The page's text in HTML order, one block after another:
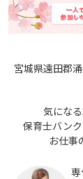
宮城県遠田郡
気にな
保育士バン
お仕事
専